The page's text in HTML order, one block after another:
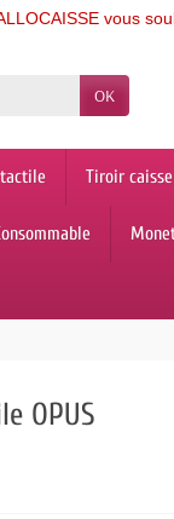
OK
vous souhaite
Tiroir caisse
OPUS